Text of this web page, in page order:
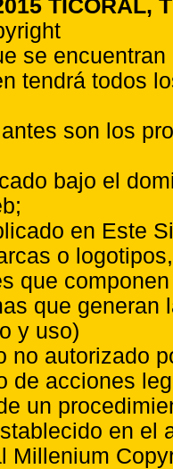
TICORAL,
se
tendrá todos
son los
bajo el
en Este
o
que
que
y uso)
no autorizado
de acciones
un
en el
Millenium